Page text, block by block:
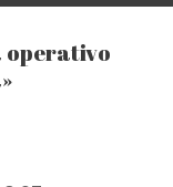
operativo